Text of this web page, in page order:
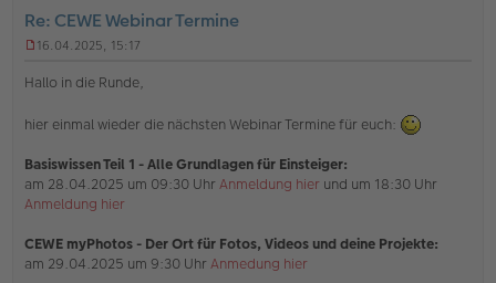
n
e
Re: CEWE Webinar Termine
g
l
e
n
e
B
i
16.04.2025, 15:17
Hallo in die Runde,
hier einmal wieder die nächsten Webinar Termine für euch:
Basiswissen Teil 1 - Alle Grundlagen für Einsteiger:
am 28.04.2025 um 09:30 Uhr Anmeldung hier und um 18:30 Uhr
Anmeldung hier
CEWE myPhotos - Der Ort für Fotos, Videos und deine Projekte:
am 29.04.2025 um 9:30 Uhr Anmedung hier